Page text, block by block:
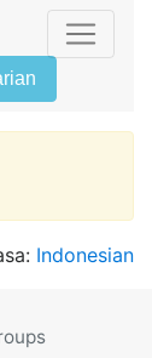
Indonesian